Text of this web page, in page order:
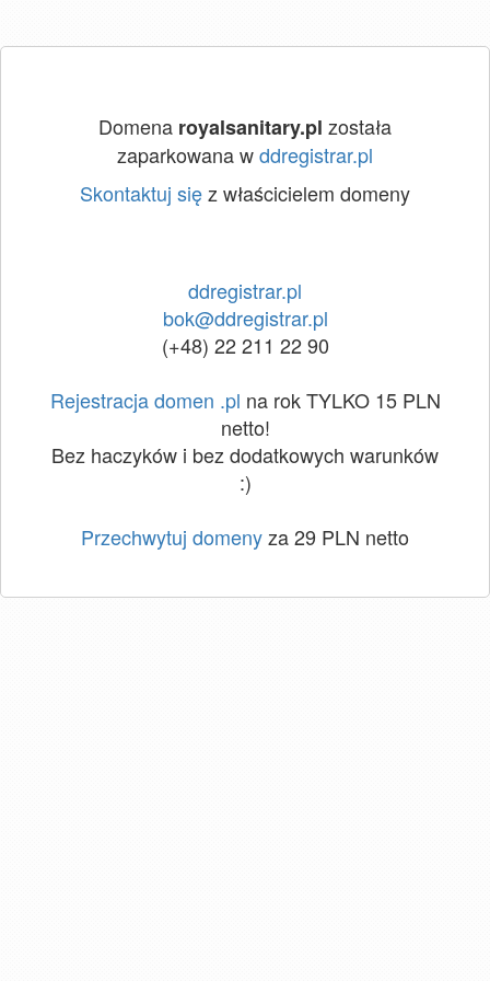
Domena royalsanitary.pl została
zaparkowana wddregistrar.pl
Skontaktuj sięz właścicielem domeny
ddregistrar.pl
bok@ddregistrar.pl
(+48) 22 211 22 90
Rejestracja domen .pl na rok TYLKO 15 PLN
netto!
Bez haczyków i bez dodatkowych warunków
:)
Przechwytuj domenyza 29 PLN netto